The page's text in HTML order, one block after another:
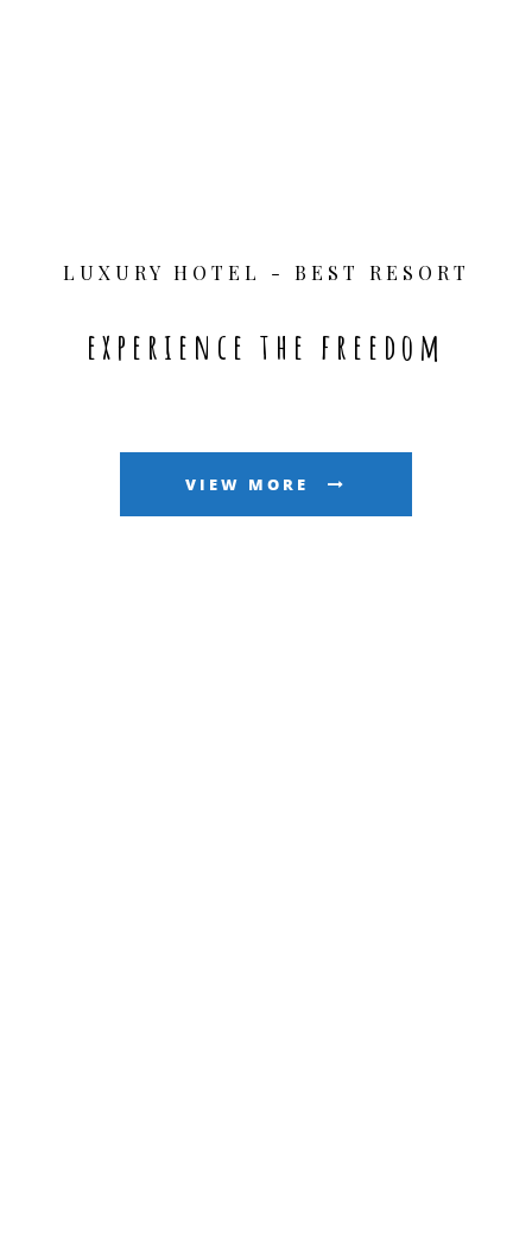
LUXURY HOTEL - BEST RESORT
experience the freedom
VIEW MORE